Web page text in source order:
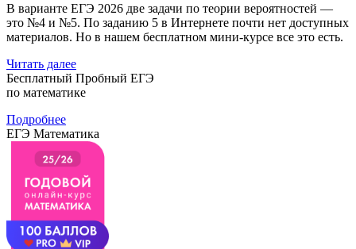
В варианте ЕГЭ 2026 две задачи по теории вероятностей —
это №4 и №5. По заданию 5 в Интернете почти нет доступных
материалов. Но в нашем бесплатном мини-курсе все это есть.
Читать далее
Бесплатный Пробный ЕГЭ
по математике
Подробнее
ЕГЭ Математика